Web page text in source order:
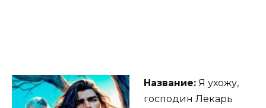
Название: Я ухожу,
господин Лекарь